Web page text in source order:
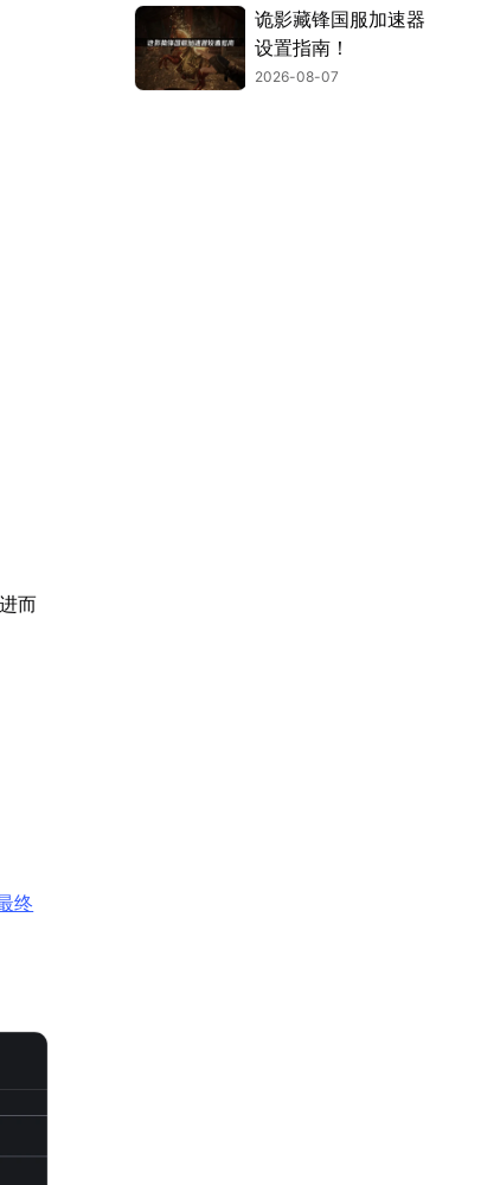
而
终
诡影藏锋国服加速器
设置指南！
2026-08-07